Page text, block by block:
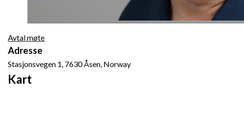
Avtal møte
Adresse
Stasjonsvegen 1, 7630 Åsen, Norway
Kart